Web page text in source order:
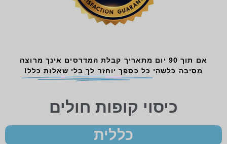
אם תוך 90 יום מתאריך קבלת המדרסים אינך מרוצה
מסיבה כלשהי כל כספך יוחזר לך בלי שאלות כלל!
כיסוי קופות חולים
כללית